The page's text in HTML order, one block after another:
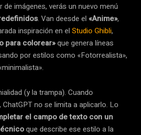
de imágenes, verás un nuevo menú
. Van deesde el «Anime»,
inspiración en el Studio Ghibli,
para colorear»que genera líneas
por estilos como «Fotorrealista»,
(y la trampa). Cuando
no se limita a aplicarlo. Lo
el campo de texto con un
que describe ese estilo a la